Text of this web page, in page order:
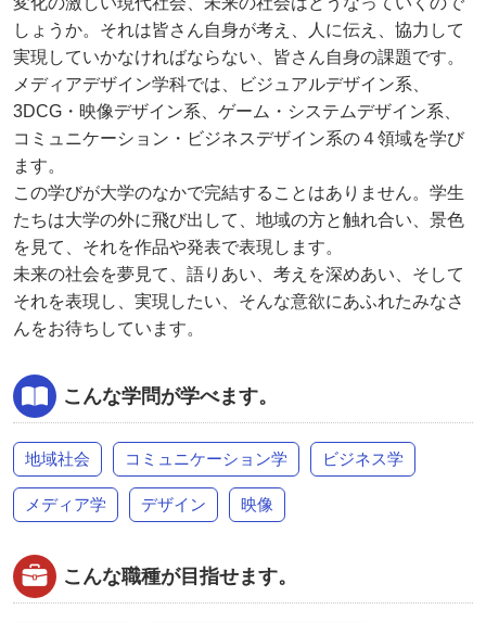
しょうか。それは皆さん自身が考え、人に伝え、協力して
実現していかなければならない、皆さん自身の課題です。
メディアデザイン学科では、ビジュアルデザイン系、
3DCG・映像デザイン系、ゲーム・システムデザイン系、
コミュニケーション・ビジネスデザイン系の４領域を学び
ます。
この学びが大学のなかで完結することはありません。学生
たちは大学の外に飛び出して、地域の方と触れ合い、景色
を見て、それを作品や発表で表現します。
未来の社会を夢見て、語りあい、考えを深めあい、そして
それを表現し、実現したい、そんな意欲にあふれたみなさ
んをお待ちしています。
こんな学問が学べます。
地域社会 コミュニケーション学 ビジネス学
メディア学 デザイン 映像
こんな職種が目指せます。